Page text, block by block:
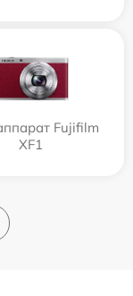
Fujifilm
XF1